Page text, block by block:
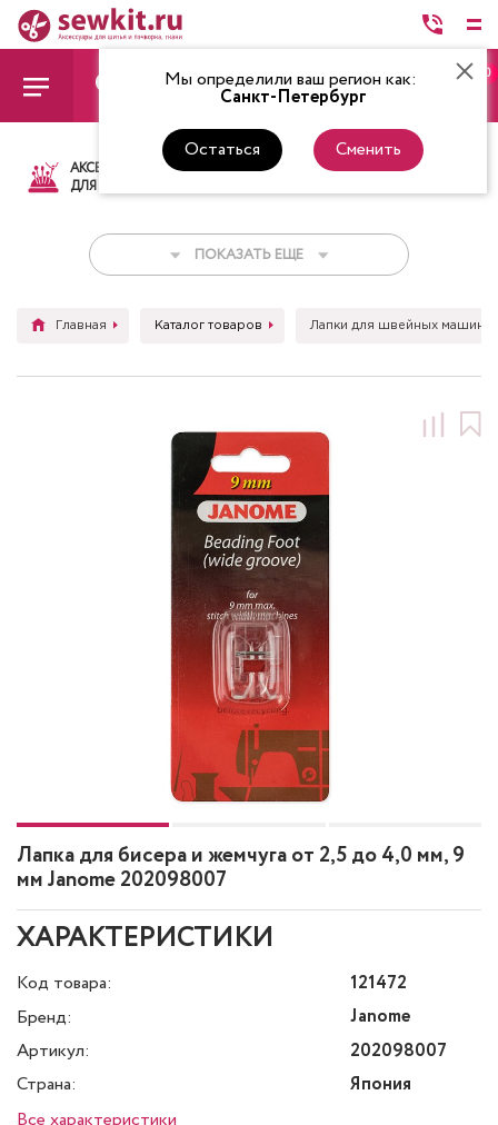
Мы определили ваш регион как:
Санкт-Петербург
Остаться Сменить
0
АКСЕССУАРЫ
ДЛЯ ШИТЬЯ
ТКАНИ НИТКИ
ПОКАЗАТЬ ЕЩЕ
Главная Каталог товаров Лапки для швейных машин
Лапка для бисера и жемчуга от 2,5 до 4,0 мм, 9
мм Janome 202098007
ХАРАКТЕРИСТИКИ
Код товара:
121472
Бренд:
Janome
Артикул:
202098007
Страна:
Япония